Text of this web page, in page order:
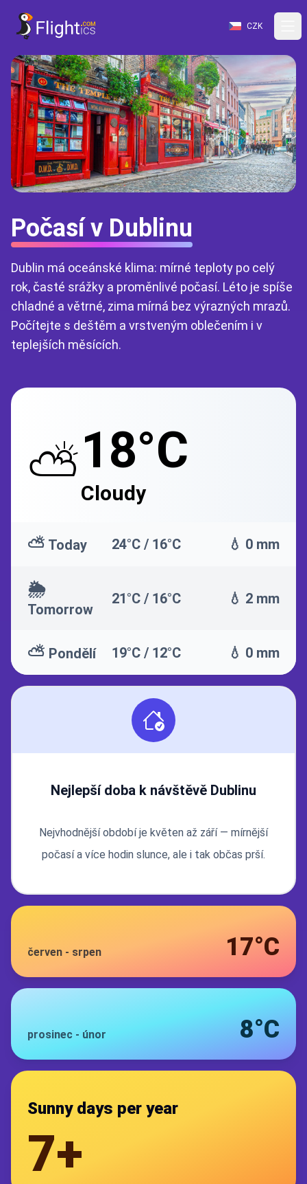
CZK
Počasí v Dublinu
Dublin má oceánské klima: mírné teploty po celý
rok, časté srážky a proměnlivé počasí. Léto je spíše
chladné a větrné, zima mírná bez výrazných mrazů.
Počítejte s deštěm a vrstveným oblečením i v
teplejších měsících.
⛅18°C
Cloudy
⛅ Today 24°C / 16°C 💧 0 mm
🌦️
Tomorrow
21°C / 16°C 💧 2 mm
⛅ Pondělí 19°C / 12°C 💧 0 mm
Nejlepší doba k návštěvě Dublinu
Nejvhodnější období je květen až září — mírnější
počasí a více hodin slunce, ale i tak občas prší.
červen - srpen 17°C
prosinec - únor 8°C
Sunny days per year
7+